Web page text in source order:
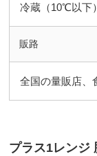
冷蔵（10℃以下）
販路
全国の量販店、
プラス1レンジ